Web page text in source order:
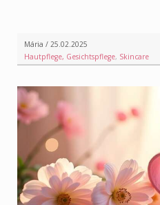
Mária / 25.02.2025
Hautpflege, Gesichtspflege, Skincare